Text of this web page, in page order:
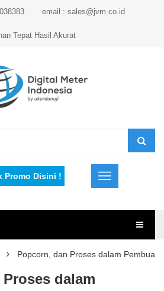
email : sales@jvm.co.id
Tepat Hasil Akurat
Promo Disini !
Popcorn, dan Proses dalam
dalam